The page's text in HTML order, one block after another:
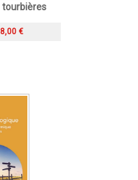
tourbières
€